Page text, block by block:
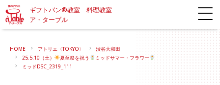
ギフトパン®教室 料理教室
ア・ターブル
HOME アトリエ〈TOKYO〉
渋谷大和田
25.5.10（土）
夏至祭を祝う
ミッドサマー・フラワー
ミッドDSC_2319_111